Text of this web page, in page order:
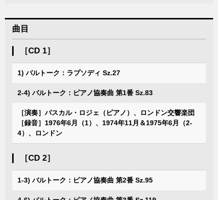
曲目
［CD 1］
1) バルトーク：ラプソディ Sz.27
2-4) バルトーク：ピアノ協奏曲 第1番 Sz.83
［演奏］パスカル・ロジェ（ピアノ）、ロンドン交響楽団
［録音］1976年6月（1）、1974年11月＆1975年6月（2-
4）、ロンドン
［CD 2］
1-3) バルトーク：ピアノ協奏曲 第2番 Sz.95